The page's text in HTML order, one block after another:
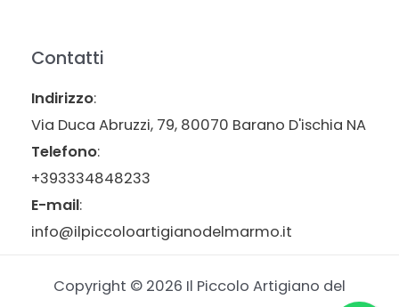
Contatti
Indirizzo:
Via Duca Abruzzi, 79, 80070 Barano D'ischia NA
Telefono:
+393334848233
E-mail:
info@ilpiccoloartigianodelmarmo.it
Copyright © 2026 Il Piccolo Artigiano del